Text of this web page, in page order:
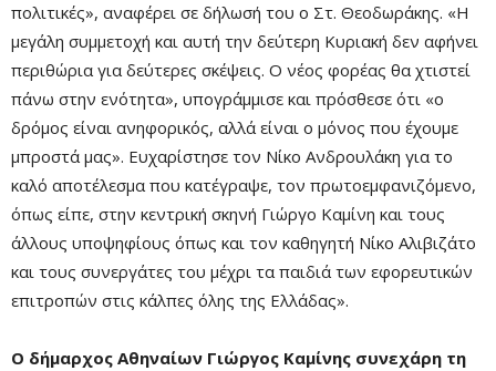
πολιτικές», αναφέρει σε δήλωσή του ο Στ. Θεοδωράκης. «Η
μεγάλη συμμετοχή και αυτή την δεύτερη Κυριακή δεν αφήνει
περιθώρια για δεύτερες σκέψεις. Ο νέος φορέας θα χτιστεί
πάνω στην ενότητα», υπογράμμισε και πρόσθεσε ότι «ο
δρόμος είναι ανηφορικός, αλλά είναι ο μόνος που έχουμε
μπροστά μας». Ευχαρίστησε τον Νίκο Ανδρουλάκη για το
καλό αποτέλεσμα που κατέγραψε, τον πρωτοεμφανιζόμενο,
όπως είπε, στην κεντρική σκηνή Γιώργο Καμίνη και τους
άλλους υποψηφίους όπως και τον καθηγητή Νίκο Αλιβιζάτο
και τους συνεργάτες του μέχρι τα παιδιά των εφορευτικών
επιτροπών στις κάλπες όλης της Ελλάδας».
Ο δήμαρχος Αθηναίων Γιώργος Καμίνης συνεχάρη τη